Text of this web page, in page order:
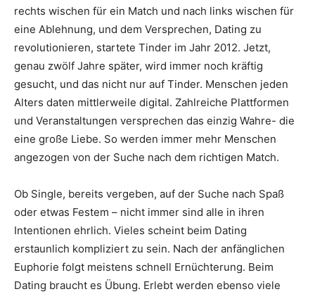
rechts wischen für ein Match und nach links wischen für
eine Ablehnung, und dem Versprechen, Dating zu
revolutionieren, startete Tinder im Jahr 2012. Jetzt,
genau zwölf Jahre später, wird immer noch kräftig
gesucht, und das nicht nur auf Tinder. Menschen jeden
Alters daten mittlerweile digital. Zahlreiche Plattformen
und Veranstaltungen versprechen das einzig Wahre- die
eine große Liebe. So werden immer mehr Menschen
angezogen von der Suche nach dem richtigen Match.
Ob Single, bereits vergeben, auf der Suche nach Spaß
oder etwas Festem – nicht immer sind alle in ihren
Intentionen ehrlich. Vieles scheint beim Dating
erstaunlich kompliziert zu sein. Nach der anfänglichen
Euphorie folgt meistens schnell Ernüchterung. Beim
Dating braucht es Übung. Erlebt werden ebenso viele